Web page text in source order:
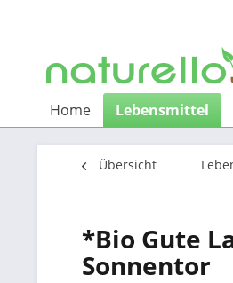
Home Lebensmittel
Übersicht
*Bio Gute
Sonnentor